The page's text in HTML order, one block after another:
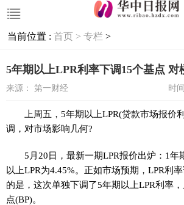
当前位置 : 首页 > 专栏 >
5年期以上LPR利率下调15个基点 对
来源： 第一财经 时
上周五，5年期以上LPR(贷款市场报价
调，对市场影响几何?
5月20日，最新一期LPR报价出炉：1年
以上LPR为4.45%。正如市场预期，LPR利
的是，这次单独下调了5年期以上LPR利率
点(BP)。